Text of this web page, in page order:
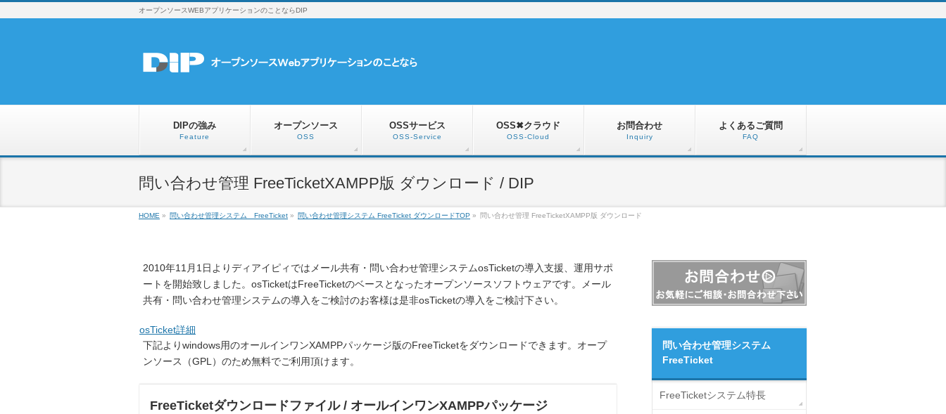
オープンソースWEBアプリケーションのことならDIP
DIPの強み
Feature
オープンソース
OSS
OSSサービス
OSS-Service
OSS✖クラウド
OSS-Cloud
お問合わせ
Inquiry
よくあるご質問
FAQ
問い合わせ管理 FreeTicketXAMPP版 ダウンロード / DIP
HOME » 問い合わせ管理システム FreeTicket » 問い合わせ管理システム FreeTicket ダウンロードTOP » 問い合わせ管理 FreeTicketXAMPP版 ダウンロード
2010年11月1日よりディアイピィではメール共有・問い合わせ管理システムosTicketの導入支援、運用サポ
ートを開始致しました。osTicketはFreeTicketのベースとなったオープンソースソフトウェアです。メール
共有・問い合わせ管理システムの導入をご検討のお客様は是非osTicketの導入をご検討下さい。
osTicket詳細
下記よりwindows用のオールインワンXAMPPパッケージ版のFreeTicketをダウンロードできます。オープ
ンソース（GPL）のため無料でご利用頂けます。
FreeTicketダウンロードファイル / オールインワンXAMPPパッケージ
問い合わせ管理システム
FreeTicket
FreeTicketシステム特長